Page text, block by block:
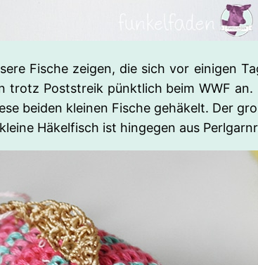
Fische zeigen, die sich vor einigen
trotz Poststreik pünktlich beim WWF
beiden kleinen Fische gehäkelt. Der
Häkelfisch ist hingegen aus